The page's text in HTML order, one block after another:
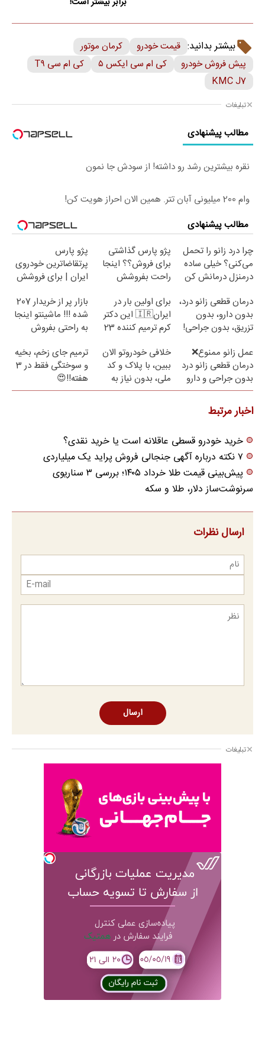
بیشتر بدانید: قیمت خودرو
کرمان موتور
پیش فروش خودرو
کی ام سی ایکس ۵
کی ام سی T۹
KMC J7
تبلیغات
مطالب پیشنهادی
نقره بیشترین رشد رو داشته! از سودش جا نمون
وام 200 میلیونی آبان تتر. همین الان احراز هویت کن!
مطالب پیشنهادی
چرا درد زانو را تحمل
می‌کنی؟ خیلی ساده
درمنزل درمانش کن
پژو پارس گذاشتی
برای فروش؟؟ اینجا
راحت بفروشش
پژو پارس
پرتقاضاترین خودروی
ایران | برای فروشش
نده!
درمان قطعی زانو درد،
بدون دارو، بدون
تزریق، بدون جراحی!
برای اولین بار در
ایران🇮🇷 این دکتر
کرم ترمیم کننده 23
بازار پر از خریدار 207
شده !!! ماشینتو اینجا
به راحتی بفروش
عمل زانو ممنوع❌
درمان قطعی زانو درد
بدون جراحی و دارو
(پرسش نامه)
خلافی خودروتو الان
ببین، با پلاک و کد
ملی، بدون نیاز به
مراجعه حضوری
ترمیم جای زخم، بخیه
و سوختگی فقط در 3
هفته!!😍
اخبار مرتبط
خرید خودرو قسطی عاقلانه است یا خرید نقدی؟
۷ نکته درباره آگهی جنجالی فروش پراید یک میلیاردی
پیش‌بینی قیمت طلا خرداد ۱۴۰۵؛ بررسی ۳ سناریوی
سرنوشت‌ساز دلار، طلا و سکه
ارسال نظرات
ارسال
تبلیغات